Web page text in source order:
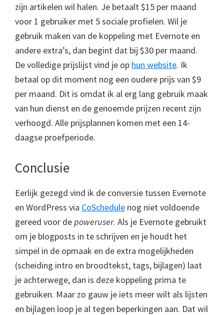
zijn artikelen wil halen. Je betaalt $15 per maand
voor 1 gebruiker met 5 sociale profielen. Wil je
gebruik maken van de koppeling met Evernote en
andere extra’s, dan begint dat bij $30 per maand.
De volledige prijslijst vind je op hun website. Ik
betaal op dit moment nog een oudere prijs van $9
per maand. Dit is omdat ik al erg lang gebruik maak
van hun dienst en de genoemde prijzen recent zijn
verhoogd. Alle prijsplannen komen met een 14-
daagse proefperiode.
Conclusie
Eerlijk gezegd vind ik de conversie tussen Evernote
en WordPress via CoSchedule nog niet voldoende
gereed voor depoweruser. Als je Evernote gebruikt
om je blogposts in te schrijven en je houdt het
simpel in de opmaak en de extra mogelijkheden
(scheiding intro en broodtekst, tags, bijlagen) laat
je achterwege, dan is deze koppeling prima te
gebruiken. Maar zo gauw je iets meer wilt als lijsten
en bijlagen loop je al tegen beperkingen aan. Dat wil